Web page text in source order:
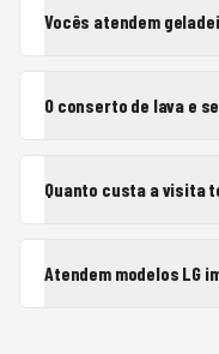
Vocês atendem
O conserto de lava e
Quanto custa a visita
Atendem modelos LG